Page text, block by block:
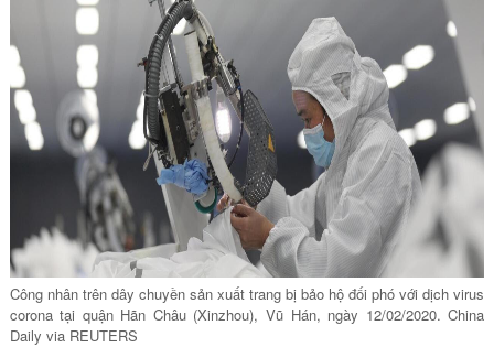
Công nhân trên dây chuyền sản xuất trang bị bảo hộ đối phó với dịch virus
corona tại quận Hãn Châu (Xinzhou), Vũ Hán, ngày 12/02/2020. China
Daily via REUTERS